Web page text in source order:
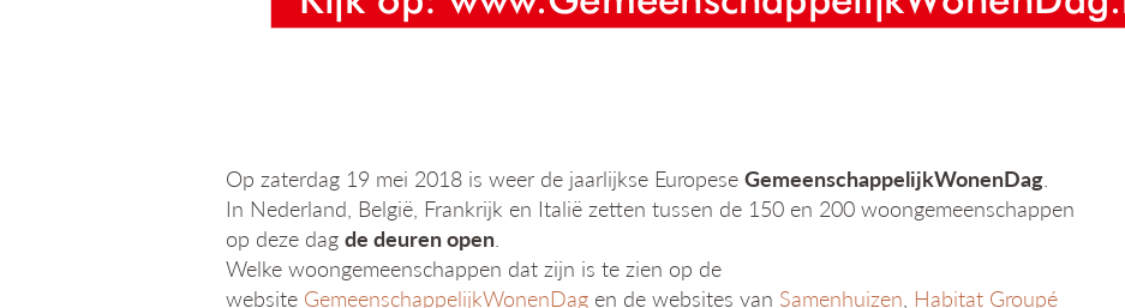
Op zaterdag 19 mei 2018 is weer de jaarlijkse Europese GemeenschappelijkWonenDag.
In Nederland, België, Frankrijk en Italië zetten tussen de 150 en 200 woongemeenschappen
op deze dag de deuren open.
Welke woongemeenschappen dat zijn is te zien op de
website GemeenschappelijkWonenDag en de websites van Samenhuizen, Habitat Groupé